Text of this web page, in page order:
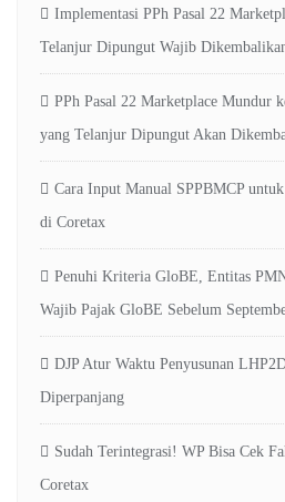
Implementasi PPh Pasal 22
Telanjur Dipungut Wajib
PPh Pasal 22 Marketplace Mundur
yang Telanjur Dipungut Akan
Cara Input Manual SPPBMCP
di Coretax
Penuhi Kriteria GloBE, Entitas
Wajib Pajak GloBE Sebelum
DJP Atur Waktu Penyusunan
Diperpanjang
Sudah Terintegrasi! WP Bisa Cek
Coretax